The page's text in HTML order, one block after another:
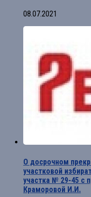
08.07.2021
О досрочном
участковой
участка № 29-45 с
Краморовой И.И.